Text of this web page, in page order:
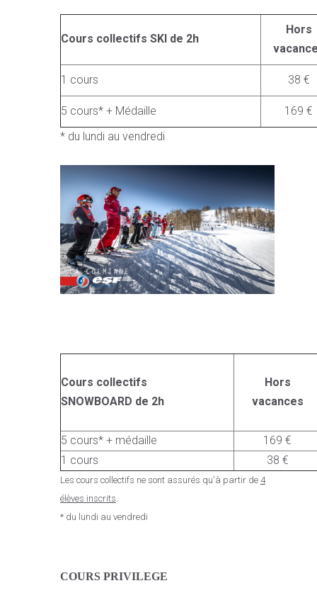
Cours collectifs SKI de 2h
Hors
1 cours 38 €
5 cours* + Médaille
169 €
* du lundi au vendredi
Cours collectifs
SNOWBOARD de 2h
Hors
vacances
5 cours* + médaille
169 €
1 cours
38 €
Les cours collectifs ne sont assurés qu'à partir de 4
élèves inscrits.
* du lundi au vendredi
COURS PRIVILEGE